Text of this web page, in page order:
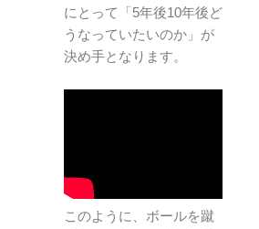
にとって「5年後10年後ど
うなっていたいのか」が
決め手となります。
このように、ボールを蹴